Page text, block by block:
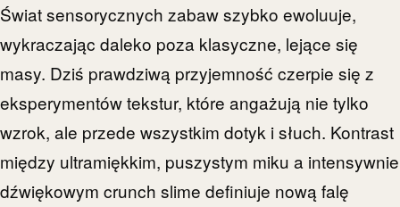
Świat sensorycznych zabaw szybko ewoluuje,
wykraczając daleko poza klasyczne, lejące się
masy. Dziś prawdziwą przyjemność czerpie się z
eksperymentów tekstur, które angażują nie tylko
wzrok, ale przede wszystkim dotyk i słuch. Kontrast
między ultramiękkim, puszystym miku a intensywnie
dźwiękowym crunch slime definiuje nową falę